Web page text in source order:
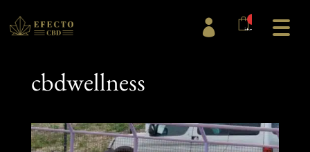
items

cbdwellness